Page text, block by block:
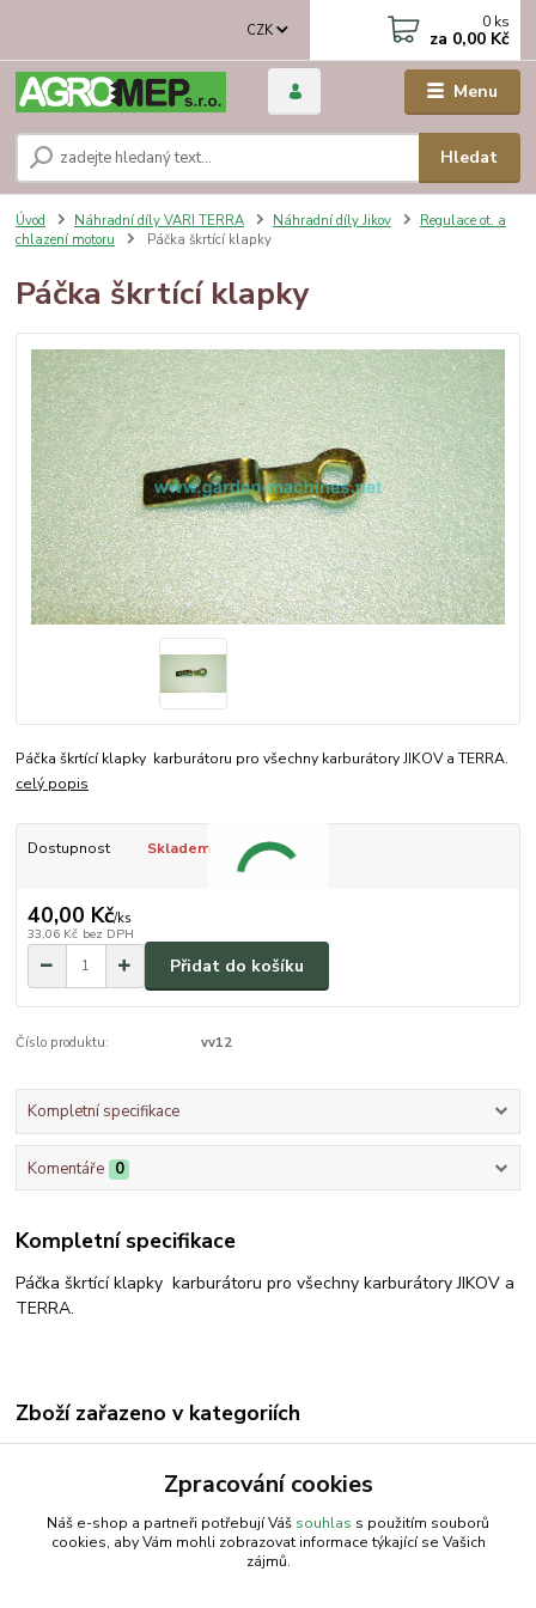
Menu
CZK
Hledat
0 ks
za 0,00 Kč
Úvod Náhradní díly VARI TERRA Náhradní díly Jikov
Regulace ot. a
chlazení motoru
Páčka škrtící klapky
Páčka škrtící klapky
Páčka škrtící klapky karburátoru pro všechny karburátory JIKOV a TERRA.
celý popis
Dostupnost Skladem
40,00 Kč/ks
33,06 Kč bez DPH
Přidat do košíku
Číslo produktu: vv12
Kompletní specifikace
Komentáře 0
Kompletní specifikace
Páčka škrtící klapky karburátoru pro všechny karburátory JIKOV a
TERRA.
Zboží zařazeno v kategoriích
Regulace ot. a chlazení motoru
Zpracování cookies
Náš e-shop a partneři potřebují Váš souhlas s použitím souborů
cookies, aby Vám mohli zobrazovat informace týkající se Vašich
zájmů.